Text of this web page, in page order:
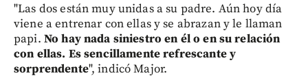
"Las dos están muy unidas a su padre. Aún hoy día
viene a entrenar con ellas y se abrazan y le llaman
papi. No hay nada siniestro en él o en su relación
con ellas. Es sencillamente refrescante y
sorprendente", indicó Major.